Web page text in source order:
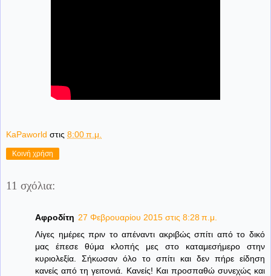
KaPaworld στις 8:00 π.μ.
Κοινή χρήση
11 σχόλια:
Αφροδίτη 27 Φεβρουαρίου 2015 στις 8:28 π.μ.
Λίγες ημέρες πριν το απέναντι ακριβώς σπίτι από το δικό
μας έπεσε θύμα κλοπής μες στο καταμεσήμερο στην
κυριολεξία. Σήκωσαν όλο το σπίτι και δεν πήρε είδηση
κανείς από τη γειτονιά. Κανείς! Και προσπαθώ συνεχώς και